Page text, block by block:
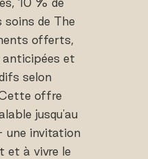
soins de The
offerts,
anticipées et
selon
offre
jusqu'au
invitation
et à vivre le